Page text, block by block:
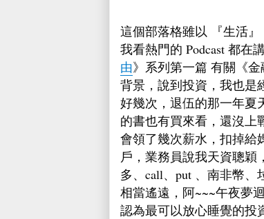
這個部落格雖以 『生活
我看熱門的 Podcast 都在
由》系列第一篇 有關《
背景，說到投資，我也是
好幾次，退伍的那一年夏
的書也有買來看，還沒上
會領了幾次薪水，扣掉給
戶，業務員說我天資聰
多、call、put 、南非幣
相當遙遠，阿~~~午夜夢
認為最可以放心睡覺的投